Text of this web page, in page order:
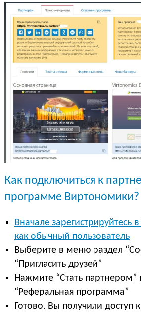
Как подключиться к
программе Виртономики?
Вначале зарегистрируйтесь
как обычный пользователь
Выберите в меню раздел
“Пригласить друзей”
Нажмите “Стать партнером”
“Реферальная программа”
Готово. Вы получили доступ